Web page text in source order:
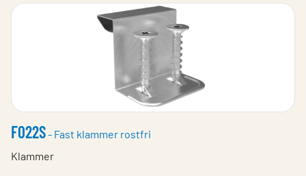
F022S- Fast klammer rostfri
Klammer